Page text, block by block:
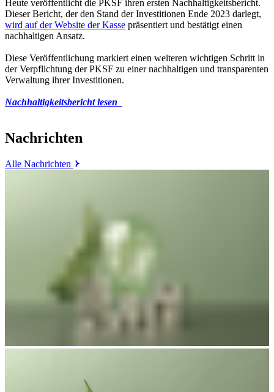
Heute veröffentlicht die PKSF ihren ersten Nachhaltigkeitsbericht.
Dieser Bericht, der den Stand der Investitionen Ende 2023 darlegt,
wird auf der Website der Kasse präsentiert und bestätigt einen
nachhaltigen Ansatz.
Diese Veröffentlichung markiert einen weiteren wichtigen Schritt in
der Verpflichtung der PKSF zu einer nachhaltigen und transparenten
Verwaltung ihrer Investitionen.
Nachhaltigkeitsbericht lesen
Nachrichten
Alle Nachrichten